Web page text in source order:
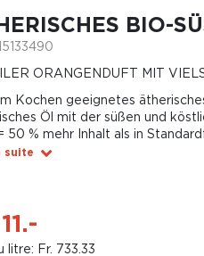
BIO-
ORANGENDUFT MIT
Kochen geeignetes
Öl mit der süßen und
50 % mehr Inhalt als in
suite
litre: Fr. 733.33